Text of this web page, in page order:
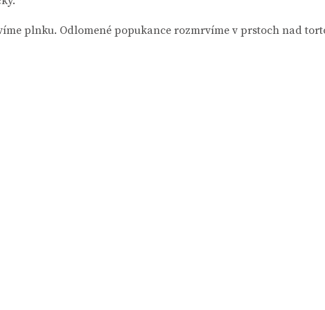
plnku. Odlomené popukance rozmrvíme v prstoch nad